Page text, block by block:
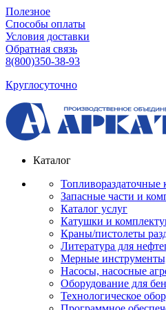
Полезное
Способы оплаты
Условия доставки
Обратная связь
8(800)350-38-93
Круглосуточно
Каталог
Топливораздаточные
Запасные части и
Каталог услуг
Катушки и
Краны/пистолеты
Литература для
Мерные
Насосы, насосные
Оборудование для
Технологическое